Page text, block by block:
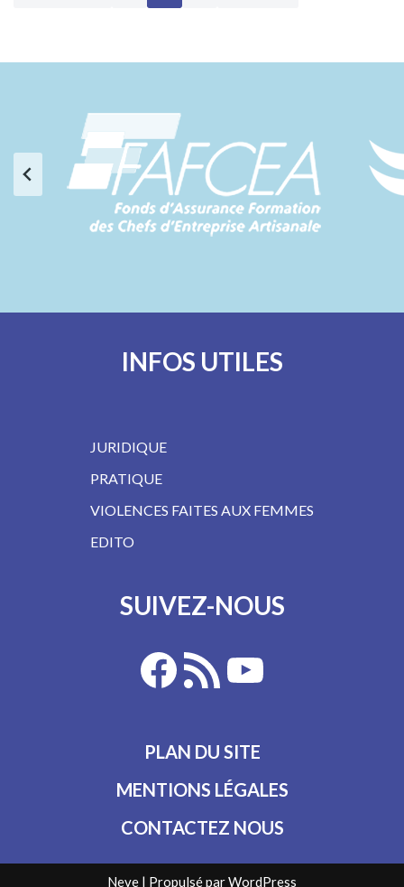
INFOS UTILES
JURIDIQUE
PRATIQUE
VIOLENCES FAITES AUX FEMMES
EDITO
SUIVEZ-NOUS
PLAN DU SITE
MENTIONS LÉGALES
CONTACTEZ NOUS
Neve | Propulsé parWordPress